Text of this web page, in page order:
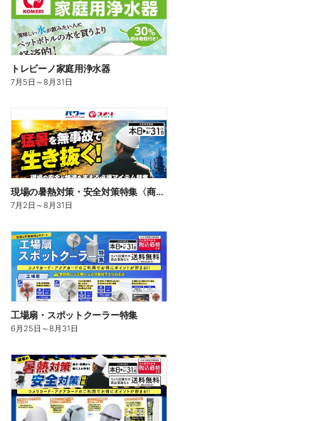
トレビーノ家庭用浄水器
7月5日 ～8月31日
現場の暑熱対策・安全対策特集〈商品一例〉
7月2日 ～8月31日
工場扇・スポットクーラー特集
6月25日 ～8月31日